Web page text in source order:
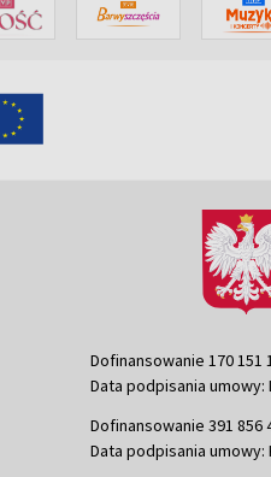
Dofinansowanie 170 151
Data podpisania umowy:
Dofinansowanie 391 856
Data podpisania umowy: